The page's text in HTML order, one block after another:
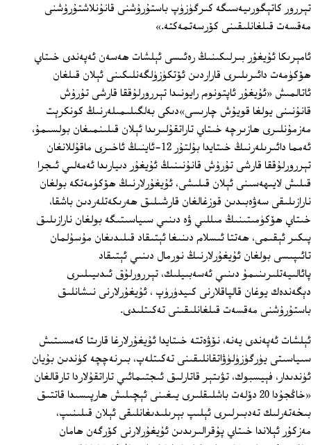
تېررور كاتېگورىيەسىگە كىرگۈزۈپ باستۇرۇشنى قانۇنلاشتۇرۇشنى
مەقسەت قىلغانلىقىنى كۆرسەتمەكتە.»
ئامېرىكا ئۇيغۇر بىرلىكىنىڭ رەئىسى ئېلشات ھەسەن ئەپەندى خىتاي
ھۆكۈمەت دائىرىلىرى قاراردىن ئۆتكۈزۈلگەنلىكىنى ئېلان قىلغان
ئاتالمىش «ئۇيغۇر ئاپتونوم رايونىدا تېررورلۇققا قارشى تۇرۇش
قانۇنىنى يولغا قويۇش چارىسى»دىكى بەلگىلىمىلەرنىڭ كونكرېت
مەزمۇنلىرى ھازىرچە خىتاي تاراتقۇلىرىدا ئېلان قىلىنمىغان بولسىمۇ،
ئەمما دائىرىلەرنىڭ خىتايدا بۇلتۇر 12-ئاينىڭ ئاخىرى ماقۇللانغان
تېررورلۇققا قارشى تۇرۇش قانۇنىنىڭ ئۇيغۇر دىيارىدا ئەمەلىي ئىجرا
قىلىش لايىھەسىنى ئېلان قىلىشى، ئۇيغۇرلارنىڭ ھۆكۈمەتكە بولغان
نارازىلىقى سەۋەبىدىن قوزغالغان قارشىلىق ھەرىكەتلەردىن باشقا،
خىتاي ھۆكۈمىتىنىڭ مىللىي ۋە دىنىي سىياسىتىگە بولغان نارازىلىق
پىكىر ئېقىمى، ھەتتا ئىسلام دىنىغا ئېتىقاد قىلىدىغان مۇسۇلمان
تائىپىسى بولغان ئۇيغۇرلارنىڭ نورمال دىنىي ئېتىقاد
پائالىيەتلىرىنىمۇ دىنىي ئەسەبىيلىك، تېررورلۇق ئىدىيىلىرى
دېگەندەك يوغان قالپاقلارنى كىيدۈرۈپ ، ئۇيغۇرلارنى نىشانلىق
باستۇرۇشنى مەقسەت قىلغانلىقىنى تەكىتلىدى.
ئېلشات ئەپەندى يەنە، نۆۋەتتە خىتايدا ئۇيغۇرلارغا قارىتا كەمسىتىش
سىياسىتى يۈرگۈزۈلۈۋاتقانلىقىنى تەكىتلەپ، بىرنەچچە كۈندىن بۇيان
ئۈندىدار، فېيسبوك، تۋىتېر قاتارلىق ئىجتىمائىي تاراتقۇلاردا تارقالغان
«خاڭجۇدا 20 دۆلەت باشلىقلىرى يىغىنى ئېچىلىش ھارپىسىدا قاتتىق
بىخەتەرلىك تەدبىرلىرى ئېلىپ بېرىلىدىغانلىقى ئېلان قىلىنىپ،
مەزكۇر ئېلاندا خىتاي پۇقرالىرىدىن ئۇيغۇرلارنى كۆرگەن ھامان